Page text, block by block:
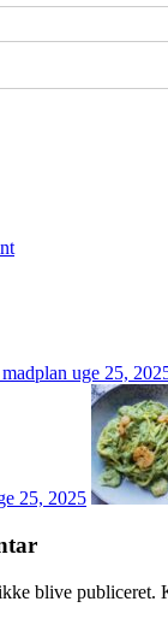
uge 25,
25, 2025
blive publiceret.